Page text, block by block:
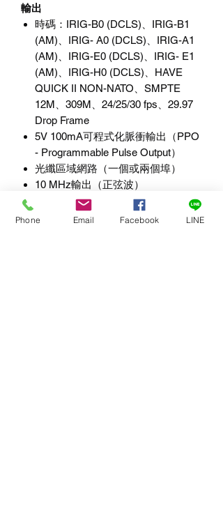
輸出
時碼：IRIG-B0 (DCLS)、IRIG-B1
(AM)、IRIG- A0 (DCLS)、IRIG-A1
(AM)、IRIG-E0 (DCLS)、IRIG- E1
(AM)、IRIG-H0 (DCLS)、HAVE
QUICK II NON-NATO、SMPTE
12M、309M、24/25/30 fps、29.97
Drop Frame
5V 100mA可程式化脈衝輸出（PPO
- Programmable Pulse Output）
光纖區域網路（一個或兩個埠）
10 MHz輸出（正弦波）
(1 MHz 和 5 MHz 需要 Rb (HSO-3)
選件）
Phone Email Facebook LINE